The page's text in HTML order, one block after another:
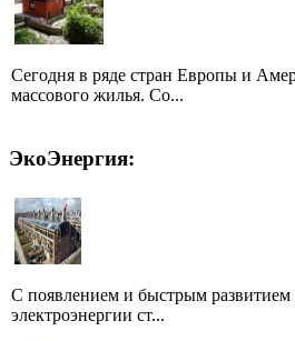
Сегодня в ряде стран Европы и
массового жилья. Со...
ЭкоЭнергия:
С появлением и быстрым развитием
электроэнергии ст...